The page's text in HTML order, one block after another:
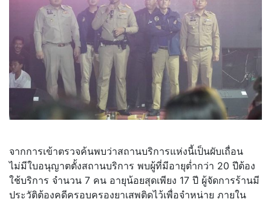
จากการเข้าตรวจค้นพบว่าสถานบริการแห่งนี้เป็นผับเถื่อน
ไม่มีใบอนุญาตตั้งสถานบริการ พบผู้ที่มีอายุต่ำกว่า 20 ปีต้อง
ใช้บริการ จำนวน 7 คน อายุน้อยสุดเพียง 17 ปี ผู้จัดการร้านมี
ประวัติต้องคดีครอบครองยาเสพติดไว้เพื่อจำหน่าย ภายใน